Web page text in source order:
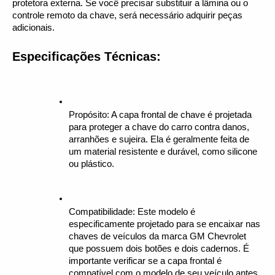
protetora externa. Se você precisar substituir a lâmina ou o
controle remoto da chave, será necessário adquirir peças
adicionais.
Especificações Técnicas:
Propósito: A capa frontal de chave é projetada
para proteger a chave do carro contra danos,
arranhões e sujeira. Ela é geralmente feita de
um material resistente e durável, como silicone
ou plástico.
Compatibilidade: Este modelo é
especificamente projetado para se encaixar nas
chaves de veículos da marca GM Chevrolet
que possuem dois botões e dois cadernos. É
importante verificar se a capa frontal é